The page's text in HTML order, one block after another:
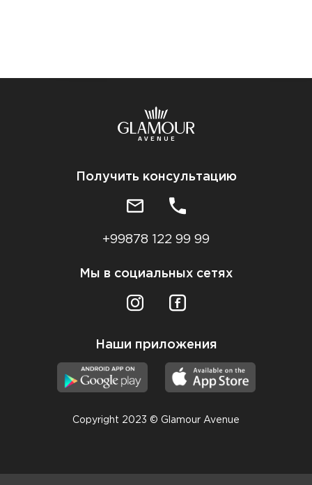
Получить консультацию
+99878 122 99 99
Мы в социальных сетях
Наши приложения
Copyright 2023 © Glamour Avenue